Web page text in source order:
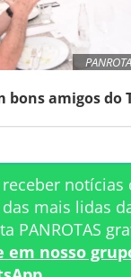
bons amigos do
notícias
mais lidas
PANROTAS
em nosso